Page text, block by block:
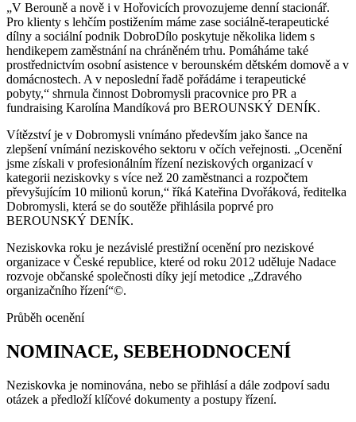
„V Berouně a nově i v Hořovicích provozujeme denní stacionář.
Pro klienty s lehčím postižením máme zase sociálně-terapeutické
dílny a sociální podnik DobroDílo poskytuje několika lidem s
hendikepem zaměstnání na chráněném trhu. Pomáháme také
prostřednictvím osobní asistence v berounském dětském domově a v
domácnostech. A v neposlední řadě pořádáme i terapeutické
pobyty,“ shrnula činnost Dobromysli pracovnice pro PR a
fundraising Karolína Mandíková pro BEROUNSKÝ DENÍK.
Vítězství je v Dobromysli vnímáno především jako šance na
zlepšení vnímání neziskového sektoru v očích veřejnosti. „Ocenění
jsme získali v profesionálním řízení neziskových organizací v
kategorii neziskovky s více než 20 zaměstnanci a rozpočtem
převyšujícím 10 milionů korun,“ říká Kateřina Dvořáková, ředitelka
Dobromysli, která se do soutěže přihlásila poprvé pro
BEROUNSKÝ DENÍK.
Neziskovka roku je nezávislé prestižní ocenění pro neziskové
organizace v České republice, které od roku 2012 uděluje Nadace
rozvoje občanské společnosti díky její metodice „Zdravého
organizačního řízení“©.
Průběh ocenění
NOMINACE, SEBEHODNOCENÍ
Neziskovka je nominována, nebo se přihlásí a dále zodpoví sadu
otázek a předloží klíčové dokumenty a postupy řízení.